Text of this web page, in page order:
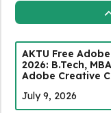
AKTU Free
2026: B.Tech, MBA
Adobe Creative
July 9, 2026